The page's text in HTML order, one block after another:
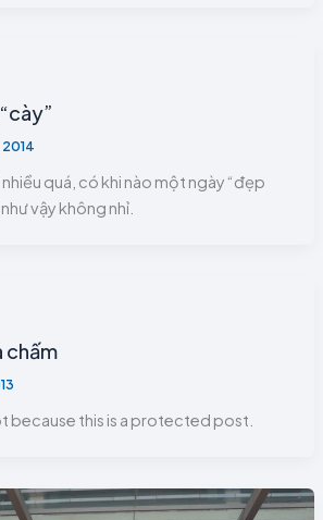
2014
nhiều quá, có khi nào một ngày “đẹp
vậy không nhỉ.
chấm
because this is a protected post.